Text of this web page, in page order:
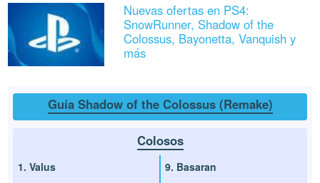
Nuevas ofertas en PS4:
SnowRunner, Shadow of the
Colossus, Bayonetta, Vanquish y
más
Guía Shadow of the Colossus (Remake)
Colosos
1. Valus
9. Basaran